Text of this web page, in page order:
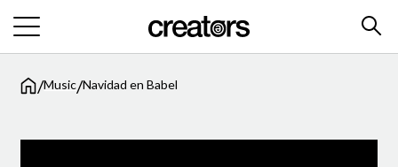
/Music/Navidad en Babel